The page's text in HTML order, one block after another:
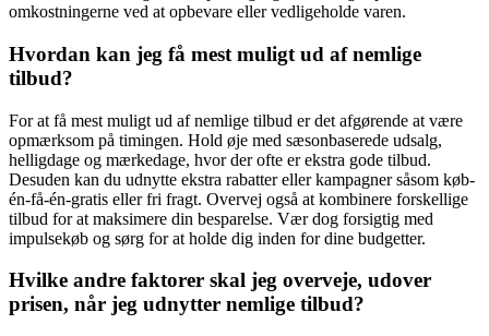
omkostningerne ved at opbevare eller vedligeholde varen.
Hvordan kan jeg få mest muligt ud af nemlige
tilbud?
For at få mest muligt ud af nemlige tilbud er det afgørende at være
opmærksom på timingen. Hold øje med sæsonbaserede udsalg,
helligdage og mærkedage, hvor der ofte er ekstra gode tilbud.
Desuden kan du udnytte ekstra rabatter eller kampagner såsom køb-
én-få-én-gratis eller fri fragt. Overvej også at kombinere forskellige
tilbud for at maksimere din besparelse. Vær dog forsigtig med
impulsekøb og sørg for at holde dig inden for dine budgetter.
Hvilke andre faktorer skal jeg overveje, udover
prisen, når jeg udnytter nemlige tilbud?